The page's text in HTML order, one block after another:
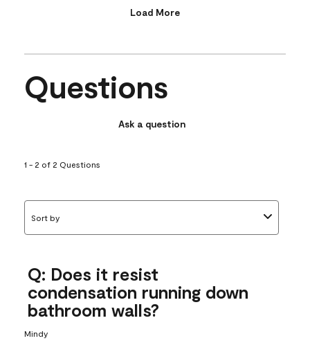
Load More
Questions
Ask a question
1 - 2 of 2 Questions
Sort by
Q: Does it resist
condensation running down
bathroom walls?
Mindy